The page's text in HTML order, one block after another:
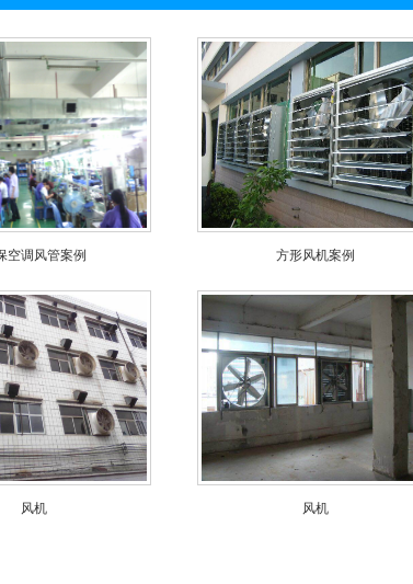
空调风管案例 方形风机案例
风机 风机